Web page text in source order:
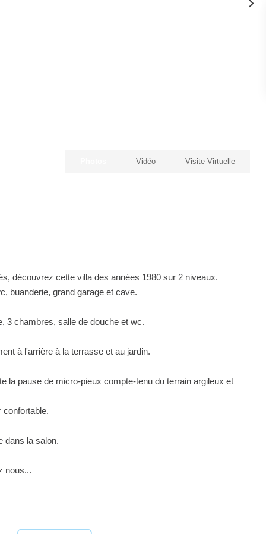
Vidéo Visite Virtuelle
découvrez cette villa des années 1980 sur 2 niveaux.
buanderie, grand garage et cave.
3 chambres, salle de douche et wc.
à l'arrière à la terrasse et au jardin.
la pause de micro-pieux compte-tenu du terrain argileux et
confortable.
dans la salon.
nous...